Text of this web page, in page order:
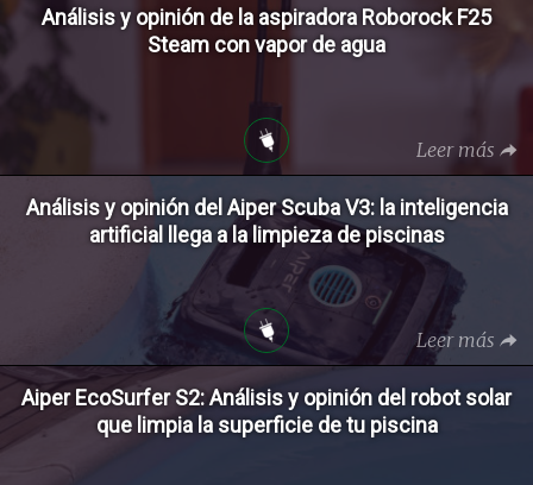
Análisis y opinión de la aspiradora Roborock F25
Steam con vapor de agua
Leer más
Análisis y opinión del Aiper Scuba V3: la inteligencia
artificial llega a la limpieza de piscinas
Leer más
Aiper EcoSurfer S2: Análisis y opinión del robot solar
que limpia la superficie de tu piscina